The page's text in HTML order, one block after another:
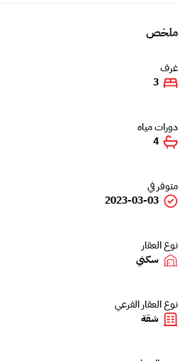
ملخص
غرف
3
دورات مياه
4
متوفر في
2023-03-03
نوع العقار
سكني
نوع العقار الفرعي
شقة